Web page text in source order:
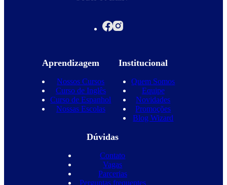
Aprendizagem
Nossos Cursos
Curso de Inglês
Curso de Espanhol
Nossas Escolas
Institucional
Quem Somos
Equipe
Novidades
Promoções
Blog Wizard
Dúvidas
Contato
Vagas
Parcerias
Perguntas frequentes